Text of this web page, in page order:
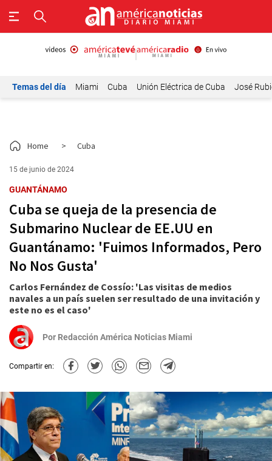
Temas del día Miami Cuba Unión Eléctrica de Cuba José
Home > Cuba
15 de junio de 2024
GUANTÁNAMO
Cuba se queja de la presencia de
Submarino Nuclear de EE.UU en
Guantánamo: 'Fuimos Informados, Pero
No Nos Gusta'
Carlos Fernández de Cossío: 'Las visitas de medios
navales a un país suelen ser resultado de una invitación y
este no es el caso'
Por Redacción América Noticias Miami
Compartir en: